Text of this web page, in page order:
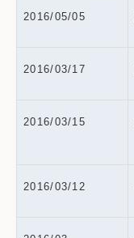
2016/05/05
2016/03/17
2016/03/15
2016/03/12